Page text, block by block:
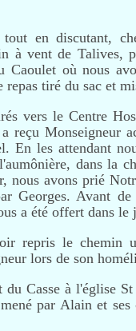
en discutant,
à vent de Talives,
Caoulet où nous
tiré du sac et
vers le Centre
reçu Monseigneur
En les attendant
dans la
nous avons prié
Georges. Avant
a été offert dans le
repris le chemin
lors de son
Casse à l'église
par Alain et